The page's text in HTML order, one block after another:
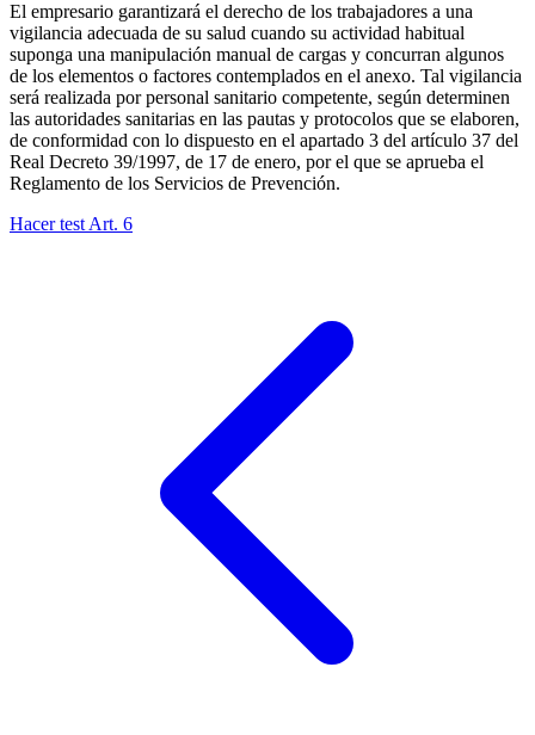
El empresario garantizará el derecho de los trabajadores a una
vigilancia adecuada de su salud cuando su actividad habitual
suponga una manipulación manual de cargas y concurran algunos
de los elementos o factores contemplados en el anexo. Tal vigilancia
será realizada por personal sanitario competente, según determinen
las autoridades sanitarias en las pautas y protocolos que se elaboren,
de conformidad con lo dispuesto en el apartado 3 del artículo 37 del
Real Decreto 39/1997, de 17 de enero, por el que se aprueba el
Reglamento de los Servicios de Prevención.
Hacer test Art. 6